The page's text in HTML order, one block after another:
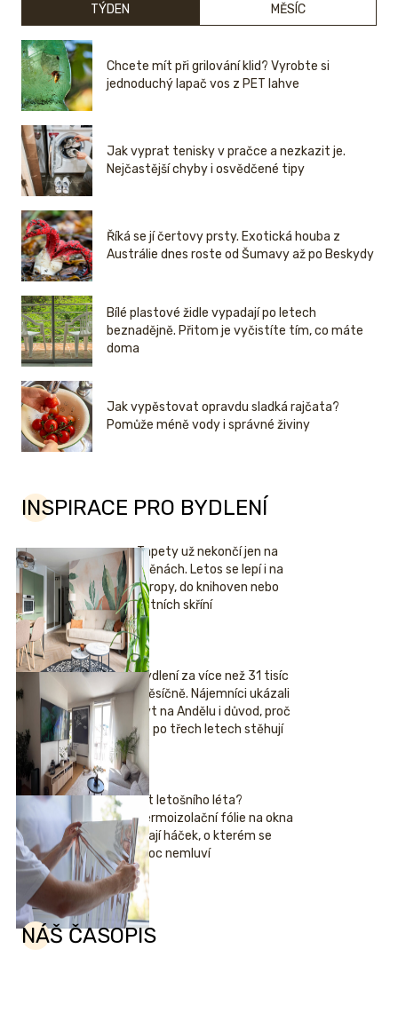
TÝDEN MĚSÍC
Chcete mít při grilování klid? Vyrobte si
jednoduchý lapač vos z PET lahve
Jak vyprat tenisky v pračce a nezkazit je.
Nejčastější chyby i osvědčené tipy
Říká se jí čertovy prsty. Exotická houba z
Austrálie dnes roste od Šumavy až po Beskydy
Bílé plastové židle vypadají po letech
beznadějně. Přitom je vyčistíte tím, co máte
doma
Jak vypěstovat opravdu sladká rajčata?
Pomůže méně vody i správné živiny
INSPIRACE PRO BYDLENÍ
Tapety už nekončí jen na
stěnách. Letos se lepí i na
stropy, do knihoven nebo
šatních skříní
Bydlení za více než 31 tisíc
měsíčně. Nájemníci ukázali
byt na Andělu i důvod, proč
se po třech letech stěhují
Hit letošního léta?
Termoizolační fólie na okna
mají háček, o kterém se
moc nemluví
NÁŠ ČASOPIS